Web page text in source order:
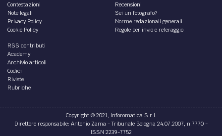
Contestazioni
Note legali
Privacy Policy
Cookie Policy
Recensioni
Sei un fotografo?
Norme redazionali generali
Regole per invio e referaggio
RSS contributi
Academy
Archivio articoli
Codici
Riviste
Rubriche
Copyright © 2021, Inforomatica S.r.l.
Direttore responsabile: Antonio Zama - Tribunale Bologna 24.07.2007, n.7770 -
ISSN 2239-7752